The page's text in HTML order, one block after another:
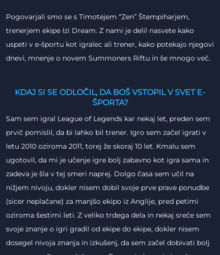
Pogovarjali smo se s Timotejem “Zen” Štempiharjem,
trenerjem ekipe Izi Dream. Z nami je delil nasvete kako
uspeti v e-športu kot igralec ali trener, kako potekajo njegovi
dnevi, mnenje o novem Summoners Riftu in še mnogo več.
KDAJ SI SE ODLOČIL, DA BOŠ VSTOPIL V SVET E-
ŠPORTA?
Sam sem igral League of Legends kar nekaj let, preden sem
prvič pomislil, da bi lahko bil trener. Igro sem začel igrati v
letu 2010 oziroma 2011, torej že skoraj 10 let. Kmalu sem
ugotovil, da mi je učenje igre bolj zabavno kot igra sama in
zadeva je šla v tej smeri naprej. Dolgo časa sem učil na
nižjem nivoju, dokler nisem dobil svoje prve prave ponudbe
(sicer neplačane) za manjšo ekipo iz Anglije, pred petimi
oziroma šestimi leti. Z veliko trdega dela in nekaj sreče sem
svoje znanje o igri gradil od ekipe do ekipe, dokler nisem
dosegel nivoja znanja in izkušenj, da sem začel dobivati bolj